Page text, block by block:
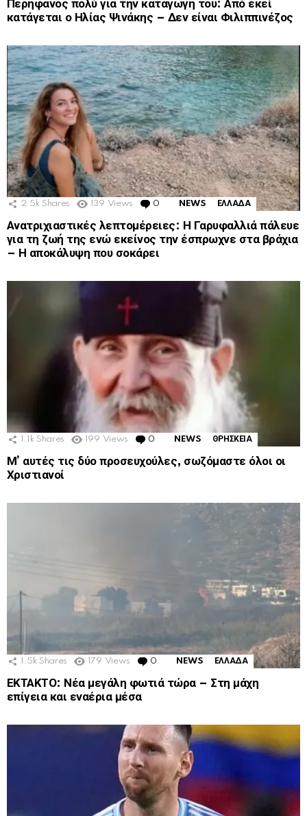
Περήφανος πολύ για την καταγωγή του: Από εκεί
κατάγεται ο Ηλίας Ψινάκης – Δεν είναι Φιλιππινέζος
2.5k Shares 139 Views 0 Comments
NEWS ΕΛΛΑΔΑ
Ανατριχιαστικές λεπτομέρειες: Η Γαρυφαλλιά πάλευε
για τη ζωή της ενώ εκείνος την έσπρωχνε στα βράχια
– Η αποκάλυψη που σοκάρει
1.1k Shares 199 Views 0 Comments
NEWS ΘΡΗΣΚΕΙΑ
Μ’ αυτές τις δύο προσευχούλες, σωζόμαστε όλοι οι
Χριστιανοί
1.5k Shares 179 Views 0 Comments
NEWS ΕΛΛΑΔΑ
ΕΚΤΑΚΤΟ: Νέα μεγάλη φωτιά τώρα – Στη μάχη
επίγεια και εναέρια μέσα